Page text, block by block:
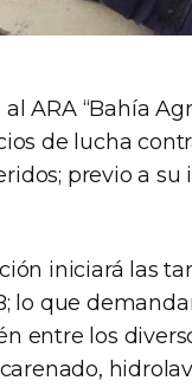
ARA “Bahía
de lucha
previo a su
iniciará las
lo que
entre los